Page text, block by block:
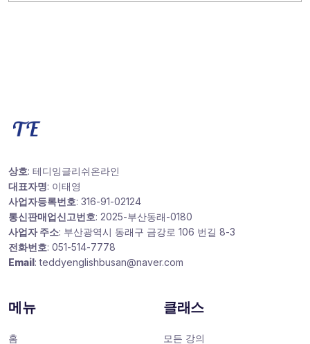
상호: 테디잉글리쉬온라인
대표자명: 이태영
사업자등록번호: 316-91-02124
통신판매업신고번호: 2025-부산동래-0180
사업자 주소: 부산광역시 동래구 금강로 106 번길 8-3
전화번호: 051-514-7778
Email: teddyenglishbusan@naver.com
메뉴
홈
클래스
모든 강의